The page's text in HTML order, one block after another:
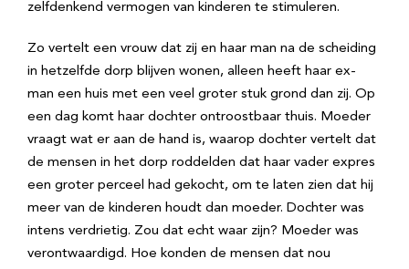
zelfdenkend vermogen van kinderen te stimuleren.
Zo vertelt een vrouw dat zij en haar man na de scheiding
in hetzelfde dorp blijven wonen, alleen heeft haar ex-
man een huis met een veel groter stuk grond dan zij. Op
een dag komt haar dochter ontroostbaar thuis. Moeder
vraagt wat er aan de hand is, waarop dochter vertelt dat
de mensen in het dorp roddelden dat haar vader expres
een groter perceel had gekocht, om te laten zien dat hij
meer van de kinderen houdt dan moeder. Dochter was
intens verdrietig. Zou dat echt waar zijn? Moeder was
verontwaardigd. Hoe konden de mensen dat nou